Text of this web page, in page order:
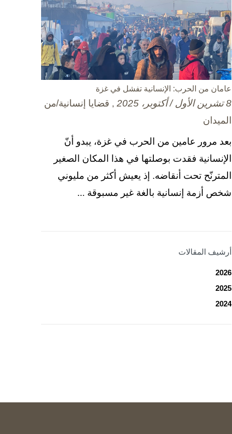
عامان من الحرب: الإنسانية تفشل في غزة
8 تشرين الأول / أكتوبر، 2025
, قضايا إنسانية/من
الميدان
بعد مرور عامين من الحرب في غزة، يبدو أنّ
الإنسانية فقدت بوصلتها في هذا المكان الصغير
المترنّح تحت أنقاضه. إذ يعيش أكثر من مليوني
شخص أزمة إنسانية بالغة غير مسبوقة ...
أرشيف المقالات
2026
2025
2024